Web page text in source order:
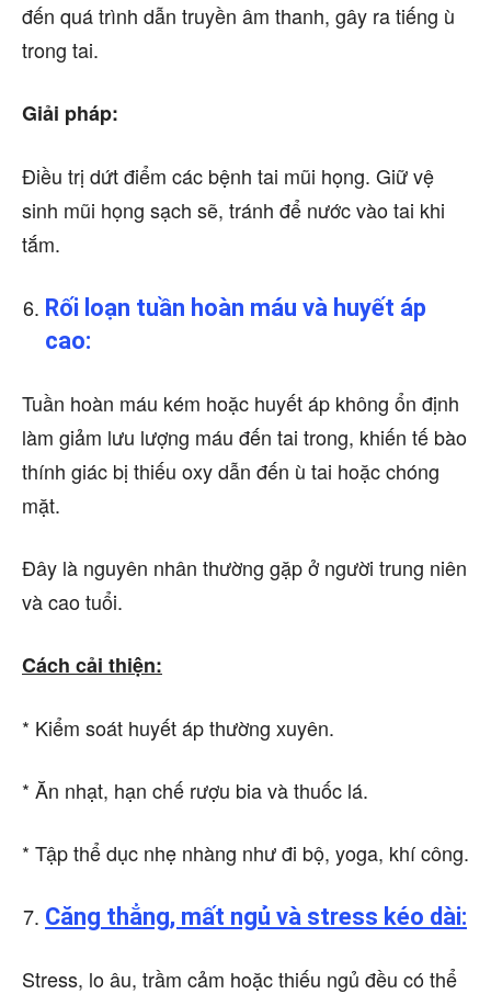
đến quá trình dẫn truyền âm thanh, gây ra tiếng ù
trong tai.
Giải pháp:
Điều trị dứt điểm các bệnh tai mũi họng. Giữ vệ
sinh mũi họng sạch sẽ, tránh để nước vào tai khi
tắm.
Rối loạn tuần hoàn máu và huyết áp
cao:
Tuần hoàn máu kém hoặc huyết áp không ổn định
làm giảm lưu lượng máu đến tai trong, khiến tế bào
thính giác bị thiếu oxy dẫn đến ù tai hoặc chóng
mặt.
Đây là nguyên nhân thường gặp ở người trung niên
và cao tuổi.
Cách cải thiện:
* Kiểm soát huyết áp thường xuyên.
* Ăn nhạt, hạn chế rượu bia và thuốc lá.
* Tập thể dục nhẹ nhàng như đi bộ, yoga, khí công.
Căng thẳng, mất ngủ và stress kéo dài:
Stress, lo âu, trầm cảm hoặc thiếu ngủ đều có thể